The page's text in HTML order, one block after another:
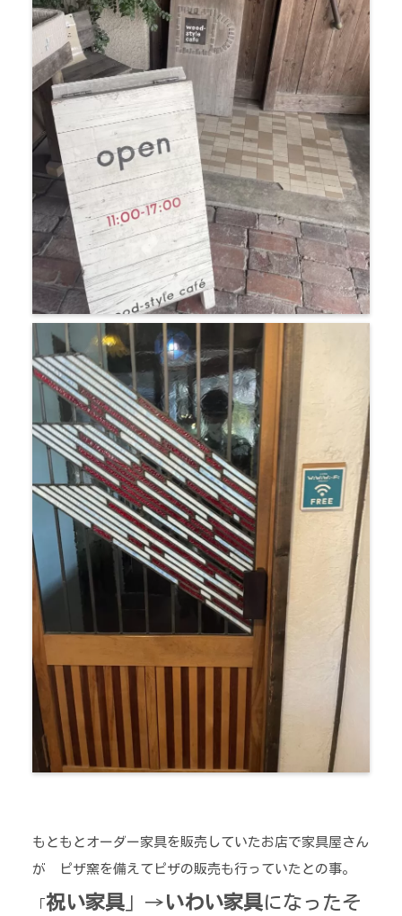
もともとオーダー家具を販売していたお店で家具屋さん
が ピザ窯を備えてピザの販売も行っていたとの事。
祝い家具 」→いわい家具になったそ